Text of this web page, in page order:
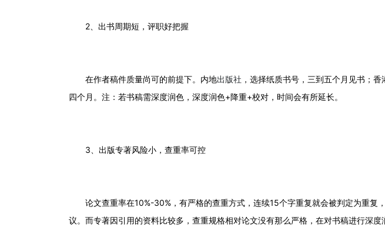
2 、出书周期短，评职好把握
在作者稿件质量尚可的前提下。内地出版社 ，选择纸质书号，三到五个月见书；香
四个月。注：若书稿需深度润色，深度润色+降重+校对，时间会有所延长。
3 、出版专著风险小，查重率可控
论文查重率在10%-30% ，有严格的查重方式，连续15个字重复就会被判定为重复
议。而专著因引用的资料比较多，查重规格相对论文没有那么严格，在对书稿进行深